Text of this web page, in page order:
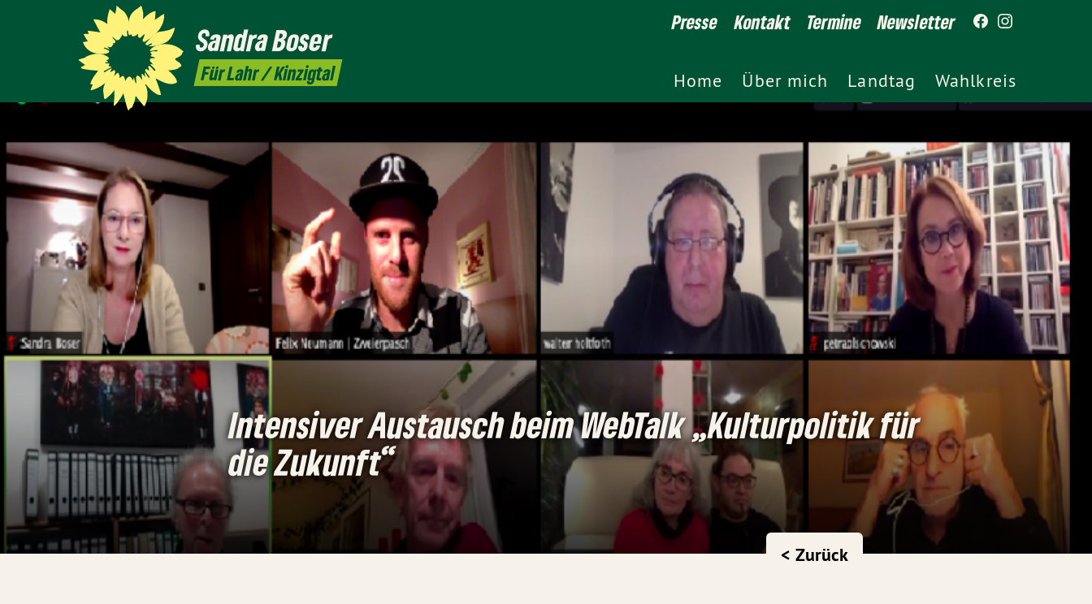
SandraBoser
Für Lahr / Kinzigtal
Presse Kontakt Termine Newsletter
Home Über mich Landtag Wahlkreis
Intensiver Austausch beim WebTalk „Kulturpolitik für
die Zukunft“
< Zurück